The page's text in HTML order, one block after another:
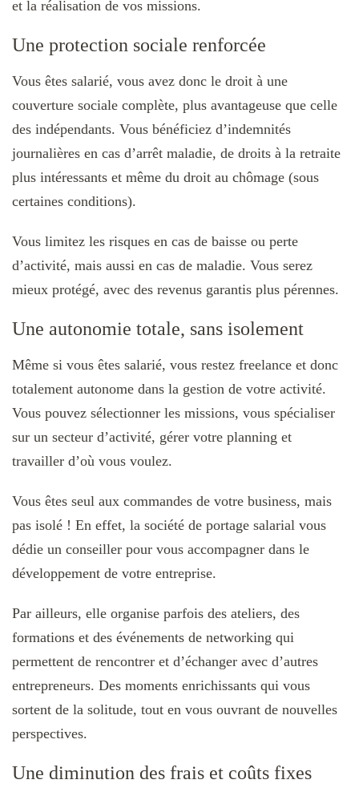
et la réalisation de vos missions.
Une protection sociale renforcée
Vous êtes salarié, vous avez donc le droit à une
couverture sociale complète, plus avantageuse que celle
des indépendants. Vous bénéficiez d’indemnités
journalières en cas d’arrêt maladie, de droits à la retraite
plus intéressants et même du droit au chômage (sous
certaines conditions).
Vous limitez les risques en cas de baisse ou perte
d’activité, mais aussi en cas de maladie. Vous serez
mieux protégé, avec des revenus garantis plus pérennes.
Une autonomie totale, sans isolement
Même si vous êtes salarié, vous restez freelance et donc
totalement autonome dans la gestion de votre activité.
Vous pouvez sélectionner les missions, vous spécialiser
sur un secteur d’activité, gérer votre planning et
travailler d’où vous voulez.
Vous êtes seul aux commandes de votre business, mais
pas isolé ! En effet, la société de portage salarial vous
dédie un conseiller pour vous accompagner dans le
développement de votre entreprise.
Par ailleurs, elle organise parfois des ateliers, des
formations et des événements de networking qui
permettent de rencontrer et d’échanger avec d’autres
entrepreneurs. Des moments enrichissants qui vous
sortent de la solitude, tout en vous ouvrant de nouvelles
perspectives.
Une diminution des frais et coûts fixes